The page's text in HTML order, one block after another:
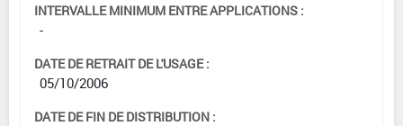
INTERVALLE MINIMUM ENTRE APPLICATIONS :
-
DATE DE RETRAIT DE L'USAGE :
05/10/2006
DATE DE FIN DE DISTRIBUTION :